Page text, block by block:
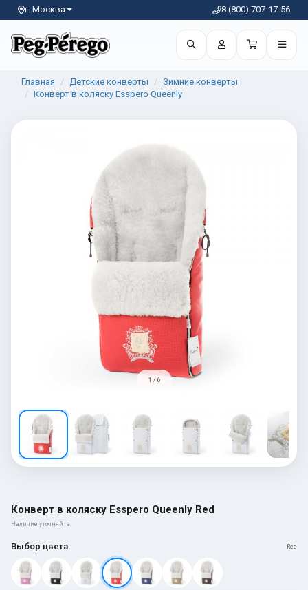
г. Москва 8 (800) 707-17-56
Главная Детские конверты
Зимние конверты
Конверт в коляску Esspero Queenly
1 / 6
Конверт в коляску Esspero Queenly Red
Наличие уточняйте
Выбор цвета Red